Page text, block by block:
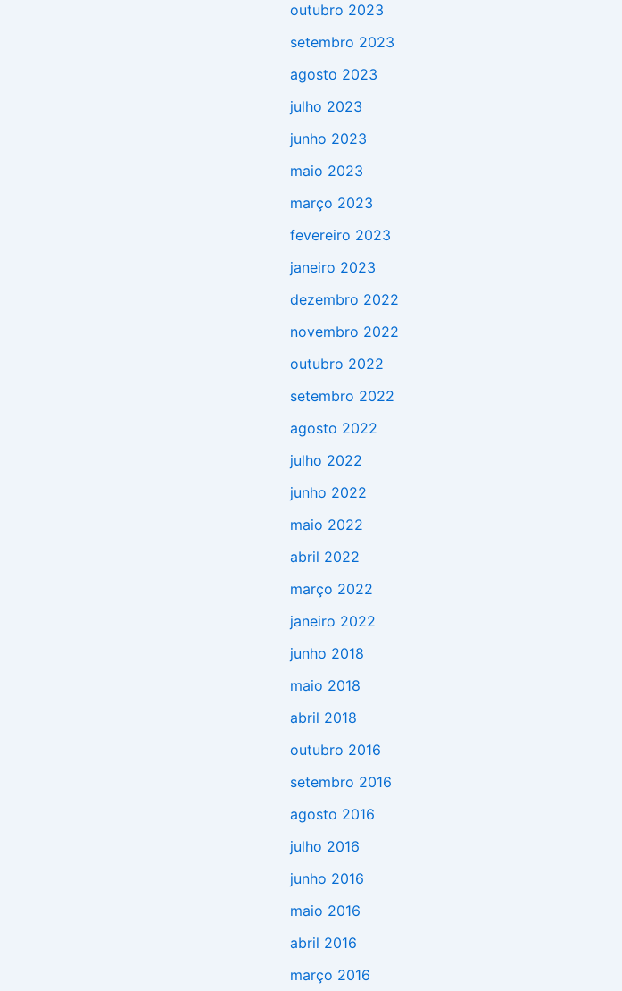
outubro 2023
setembro 2023
agosto 2023
julho 2023
junho 2023
maio 2023
março 2023
fevereiro 2023
janeiro 2023
dezembro 2022
novembro 2022
outubro 2022
setembro 2022
agosto 2022
julho 2022
junho 2022
maio 2022
abril 2022
março 2022
janeiro 2022
junho 2018
maio 2018
abril 2018
outubro 2016
setembro 2016
agosto 2016
julho 2016
junho 2016
maio 2016
abril 2016
março 2016